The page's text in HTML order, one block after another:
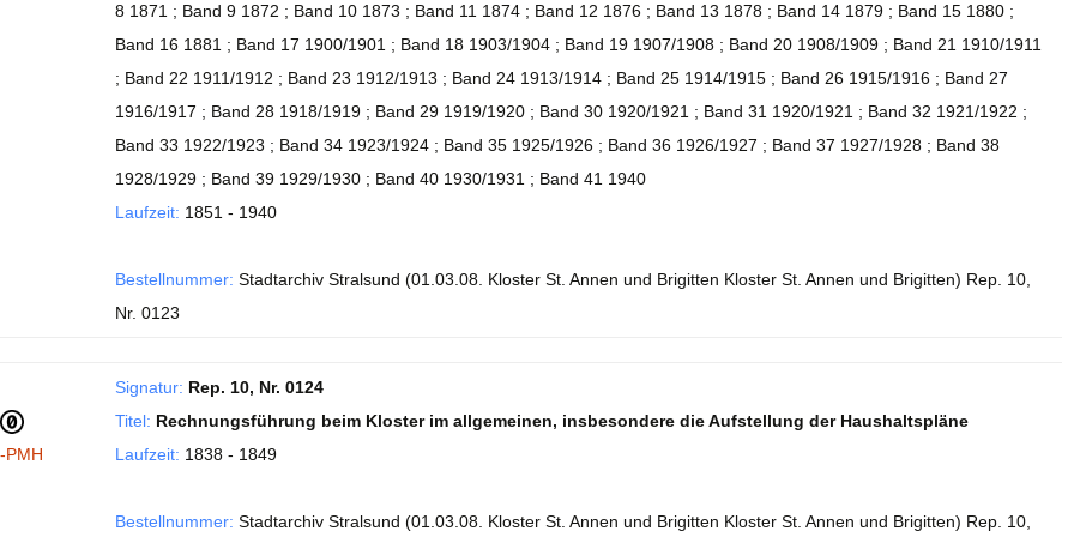
8 1871 ; Band 9 1872 ; Band 10 1873 ; Band 11 1874 ; Band 12 1876 ; Band 13 1878 ; Band 14 1879 ; Band 15 1880 ;
Band 16 1881 ; Band 17 1900/1901 ; Band 18 1903/1904 ; Band 19 1907/1908 ; Band 20 1908/1909 ; Band 21 1910/1911
; Band 22 1911/1912 ; Band 23 1912/1913 ; Band 24 1913/1914 ; Band 25 1914/1915 ; Band 26 1915/1916 ; Band 27
1916/1917 ; Band 28 1918/1919 ; Band 29 1919/1920 ; Band 30 1920/1921 ; Band 31 1920/1921 ; Band 32 1921/1922 ;
Band 33 1922/1923 ; Band 34 1923/1924 ; Band 35 1925/1926 ; Band 36 1926/1927 ; Band 37 1927/1928 ; Band 38
1928/1929 ; Band 39 1929/1930 ; Band 40 1930/1931 ; Band 41 1940
Laufzeit: 1851 - 1940
Bestellnummer: Stadtarchiv Stralsund (01.03.08. Kloster St. Annen und Brigitten Kloster St. Annen und Brigitten) Rep. 10,
Nr. 0123
PMH
Signatur: Rep. 10, Nr. 0124
Titel: Rechnungsführung beim Kloster im allgemeinen, insbesondere die Aufstellung der Haushaltspläne
Laufzeit: 1838 - 1849
Bestellnummer: Stadtarchiv Stralsund (01.03.08. Kloster St. Annen und Brigitten Kloster St. Annen und Brigitten) Rep. 10,